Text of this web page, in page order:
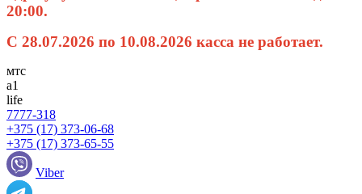
20:00.
С 28.07.2026 по 10.08.2026 касса не работает.
мтс
а1
life
7777-318
+375 (17) 373-06-68
+375 (17) 373-65-55
Viber